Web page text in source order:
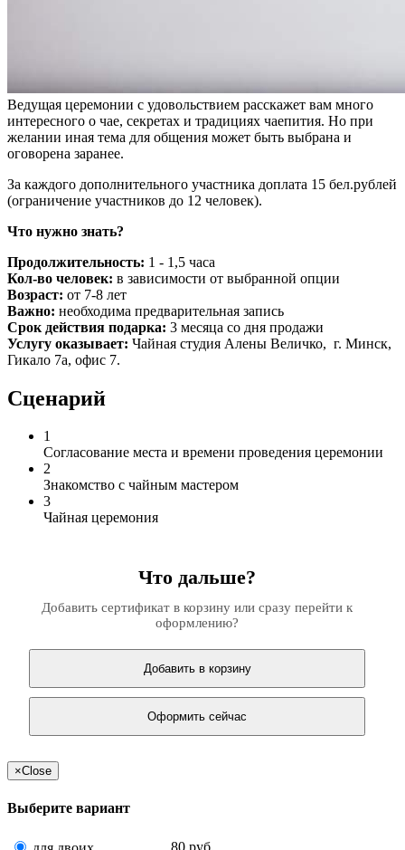
Ведущая церемонии с удовольствием расскажет вам много
интересного о чае, секретах и традициях чаепития. Но при
желании иная тема для общения может быть выбрана и
оговорена заранее.
За каждого дополнительного участника доплата 15 бел.рублей
(ограничение участников до 12 человек).
Что нужно знать?
Продолжительность: 1 - 1,5 часа
Кол-во человек: в зависимости от выбранной опции
Возраст: от 7-8 лет
Важно: необходима предварительная запись
Срок действия подарка: 3 месяца со дня продажи
Услугу оказывает: Чайная студия Алены Величко, г. Минск,
Гикало 7а, офис 7.
Сценарий
1
Согласование места и времени проведения церемонии
2
Знакомство с чайным мастером
3
Чайная церемония
Что дальше?
Добавить сертификат в корзину или сразу перейти к
оформлению?
Добавить в корзину
Оформить сейчас
×Close
Выберите вариант
80 руб.